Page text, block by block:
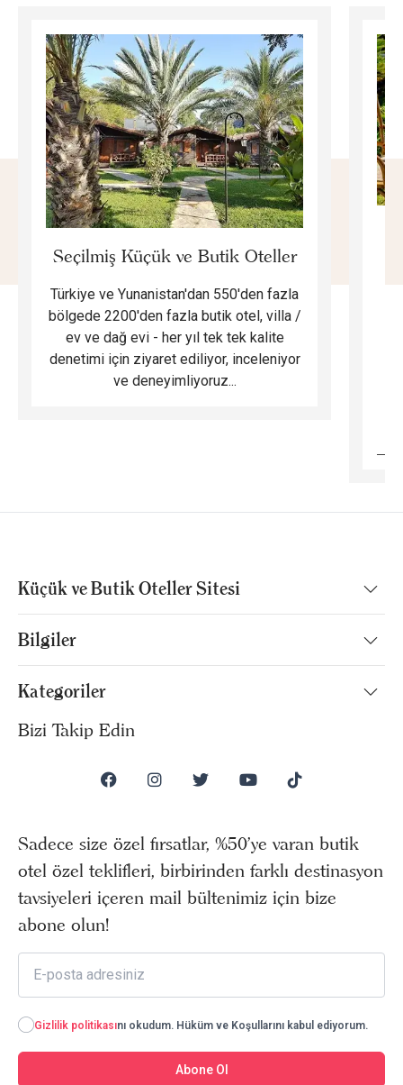
Seçilmiş Küçük ve Butik Oteller
Türkiye ve Yunanistan'dan 550'den fazla
bölgede 2200'den fazla butik otel, villa /
ev ve dağ evi - her yıl tek tek kalite
denetimi için ziyaret ediliyor, inceleniyor
ve deneyimliyoruz...
Küçük ve Butik Oteller Sitesi
Bilgiler
Kategoriler
Bizi Takip Edin
Sadece size özel fırsatlar, %50’ye varan butik
otel özel teklifleri, birbirinden farklı destinasyon
tavsiyeleri içeren mail bültenimiz için bize
abone olun!
Gizlilik politikasını okudum. Hüküm ve Koşullarını kabul ediyorum.
Abone Ol